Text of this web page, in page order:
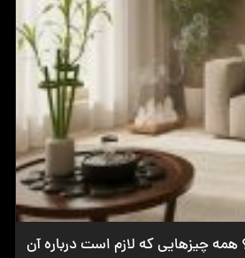
چیزهایی که لازم است درباره آن